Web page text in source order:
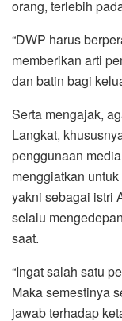
orang, terlebih
“DWP harus
memberikan arti
dan batin bagi
Serta mengajak,
Langkat,
penggunaan
menggiatkan
yakni sebagai istri
selalu
saat.
“Ingat salah satu
Maka semestinya
jawab terhadap